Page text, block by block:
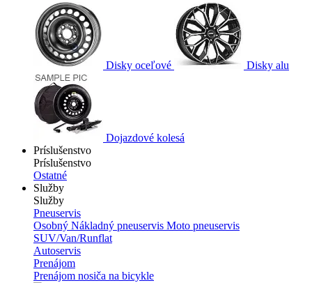
Disky oceľové Disky alu
Dojazdové kolesá
Príslušenstvo
Príslušenstvo
Ostatné
Služby
Služby
Pneuservis
Osobný Nákladný pneuservis Moto pneuservis
SUV/Van/Runflat
Autoservis
Prenájom
Prenájom nosiča na bicykle